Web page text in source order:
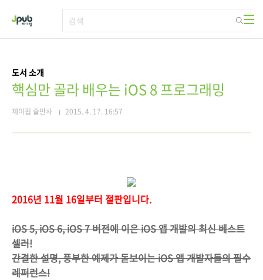
도서 소개
핵심만 골라 배우는 iOS 8 프로그래밍
제이펍 출판사 2015. 4. 17. 16:57
2016년 11월 16일부터 절판입니다.
iOS 5, iOS 6, iOS 7 버전에 이은 iOS 앱 개발의 최신 베스트
셀러!
간결한 설명, 풍부한 예제가 돋보이는 iOS 앱 개발자들의 필수
레퍼런스!